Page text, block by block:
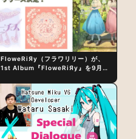
FloweRiЯy（フラワリリー）が、
1st Album『FloweRiЯy』を9月23